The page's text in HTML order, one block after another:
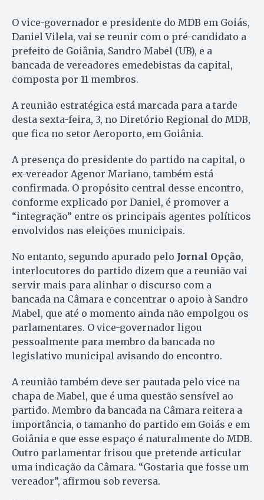
O vice-governador e presidente do MDB em Goiás,
Daniel Vilela, vai se reunir com o pré-candidato a
prefeito de Goiânia, Sandro Mabel (UB), e a
bancada de vereadores emedebistas da capital,
composta por 11 membros.
A reunião estratégica está marcada para a tarde
desta sexta-feira, 3, no Diretório Regional do MDB,
que fica no setor Aeroporto, em Goiânia.
A presença do presidente do partido na capital, o
ex-vereador Agenor Mariano, também está
confirmada. O propósito central desse encontro,
conforme explicado por Daniel, é promover a
“integração” entre os principais agentes políticos
envolvidos nas eleições municipais.
No entanto, segundo apurado pelo Jornal Opção,
interlocutores do partido dizem que a reunião vai
servir mais para alinhar o discurso com a
bancada na Câmara e concentrar o apoio à Sandro
Mabel, que até o momento ainda não empolgou os
parlamentares. O vice-governador ligou
pessoalmente para membro da bancada no
legislativo municipal avisando do encontro.
A reunião também deve ser pautada pelo vice na
chapa de Mabel, que é uma questão sensível ao
partido. Membro da bancada na Câmara reitera a
importância, o tamanho do partido em Goiás e em
Goiânia e que esse espaço é naturalmente do MDB.
Outro parlamentar frisou que pretende articular
uma indicação da Câmara. “Gostaria que fosse um
vereador”, afirmou sob reversa.